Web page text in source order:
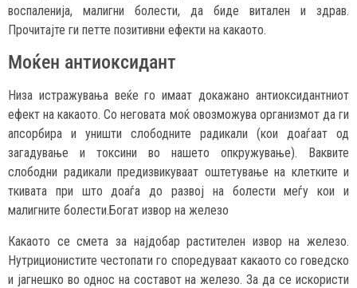
воспаленија, малигни болести, да биде витален и здрав.
Прочитајте ги петте позитивни ефекти на какаото.
Моќен антиоксидант
Низа истражувања веќе го имаат докажано антиоксидантниот
ефект на какаото. Со неговата моќ овозможува организмот да ги
апсорбира и уништи слободните радикали (кои доаѓаат од
загадување и токсини во нашето опкружување). Ваквите
слободни радикали предизвикуваат оштетување на клетките и
ткивата при што доаѓа до развој на болести меѓу кои и
малигните болести.Богат извор на железо
Какаото се смета за најдобар растителен извор на железо.
Нутриционистите честопати го споредуваат какаото со говедско
и јагнешко во однос на составот на железо. За да се искористи